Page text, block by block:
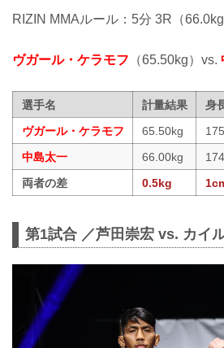
RIZIN MMAルール：5分 3R（66.0kg
ヴガール・ケラモフ （65.50kg）vs.
選手名 計量結果 身
ヴガール・ケラモフ
65.50kg
中島太一
66.00kg
両者の差
0.5kg
第1試合 ／芦田崇宏 vs. カイ